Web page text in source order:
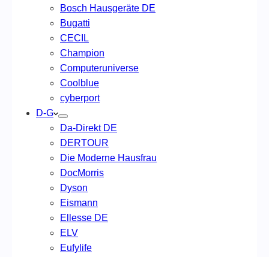
Bosch Hausgeräte DE
Bugatti
CECIL
Champion
Computeruniverse
Coolblue
cyberport
D-G
Da-Direkt DE
DERTOUR
Die Moderne Hausfrau
DocMorris
Dyson
Eismann
Ellesse DE
ELV
Eufylife